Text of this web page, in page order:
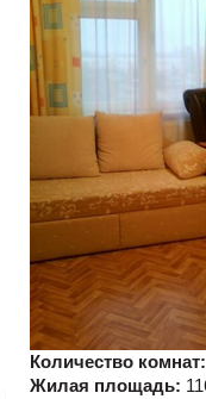
Количество
Жилая площадь: